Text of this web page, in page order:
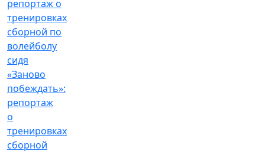
«Заново
побеждать»:
репортаж
о
тренировках
сборной